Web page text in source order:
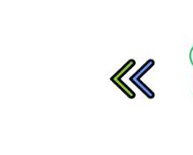
Consulta los tableros
de seguimiento
presupuestal de la